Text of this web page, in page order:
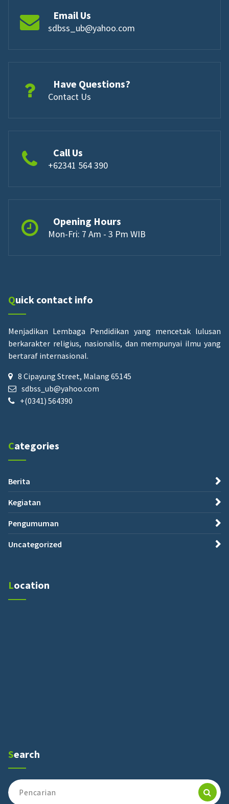
Email Us
sdbss_ub@yahoo.com
Have Questions?
Contact Us
Call Us
+62341 564 390
Opening Hours
Mon-Fri: 7 Am - 3 Pm WIB
Quick contact info
Menjadikan Lembaga Pendidikan yang mencetak lulusan
berkarakter religius, nasionalis, dan mempunyai ilmu yang
bertaraf internasional.
8 Cipayung Street, Malang 65145
sdbss_ub@yahoo.com
+(0341) 564390
Categories
Berita
Kegiatan
Pengumuman
Uncategorized
Location
Search
Pencarian
untuk: